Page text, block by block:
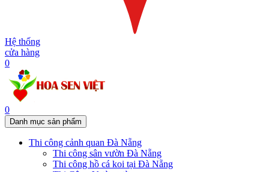
Hệ thống
cửa hàng
0
0
Danh mục sản phẩm
Thi công cảnh quan Đà Nẵng
Thi công sân vườn Đà Nẵng
Thi công hồ cá koi tại Đà Nẵng